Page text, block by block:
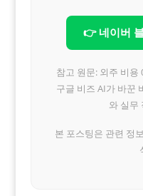
👉 네이버
참고 원문: 외주 비용
구글 비즈 AI가 바꾼
와 실무
본 포스팅은 관련 정